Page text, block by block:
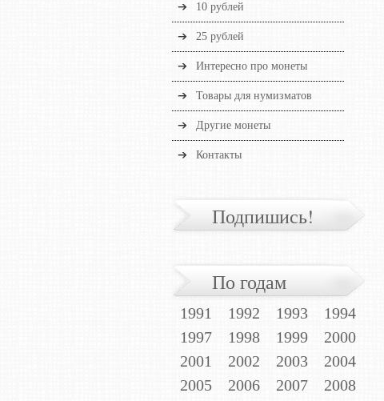
10 рублей
25 рублей
Интересно про монеты
Товары для нумизматов
Другие монеты
Контакты
Подпишись!
По годам
1991 1992 1993
1994
1997
1998 1999
2000
2001
2002 2003
2004
2005
2006 2007
2008